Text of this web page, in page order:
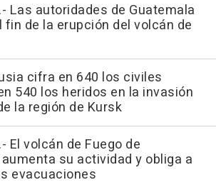
Las autoridades de Guatemala
fin de la erupción del volcán de
cifra en 640 los civiles
540 los heridos en la invasión
la región de Kursk
El volcán de Fuego de
su actividad y obliga a
evacuaciones